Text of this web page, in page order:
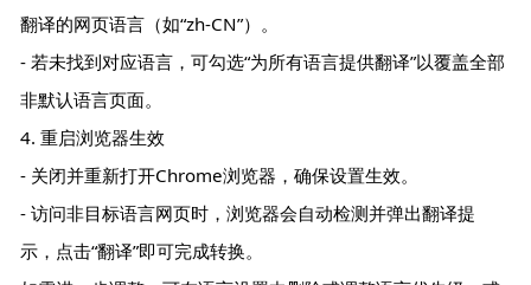
翻译的网页语言（如“zh-CN”）。
- 若未找到对应语言，可勾选“为所有语言提供翻译”以覆盖全部
非默认语言页面。
4. 重启浏览器生效
- 关闭并重新打开Chrome浏览器，确保设置生效。
- 访问非目标语言网页时，浏览器会自动检测并弹出翻译提
示，点击“翻译”即可完成转换。